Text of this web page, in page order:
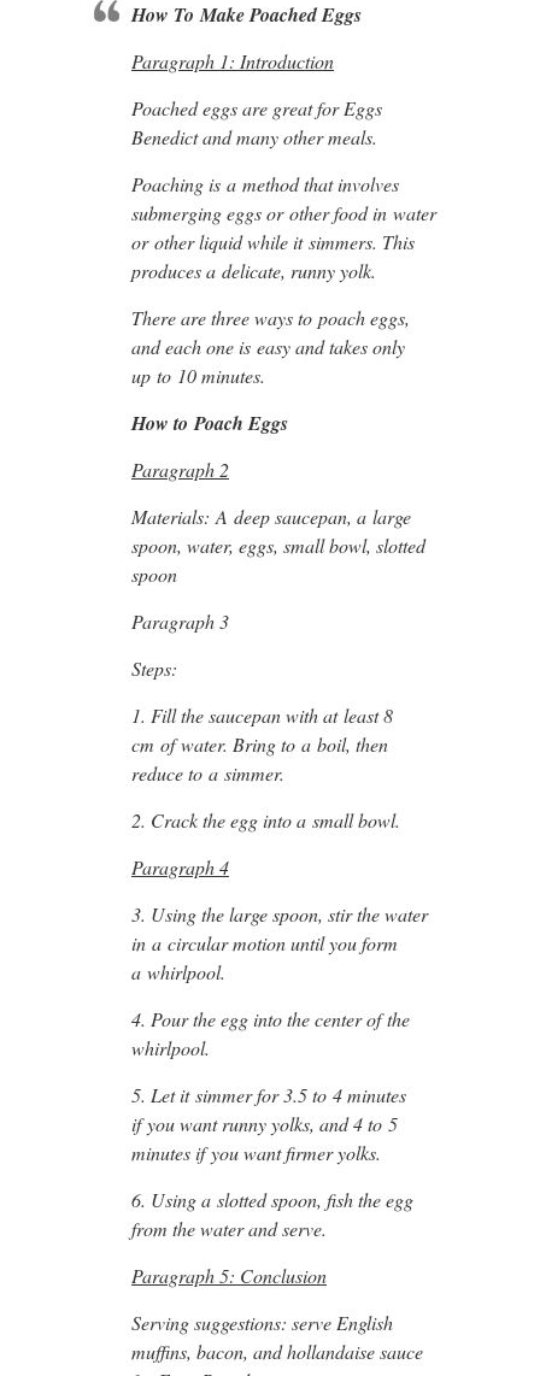
How To Make Poached Eggs
Paragraph 1: Introduction
Poached eggs are great for Eggs
Benedict and many other meals.
Poaching is a method that involves
submerging eggs or other food in water
or other liquid while it simmers. This
produces a delicate, runny yolk.
There are three ways to poach eggs,
and each one is easy and takes only
up to 10 minutes.
How to Poach Eggs
Paragraph 2
Materials: A deep saucepan, a large
spoon, water, eggs, small bowl, slotted
spoon
Paragraph 3
Steps:
1. Fill the saucepan with at least 8
cm of water. Bring to a boil, then
reduce to a simmer.
2. Crack the egg into a small bowl.
Paragraph 4
3. Using the large spoon, stir the water
in a circular motion until you form
a whirlpool.
4. Pour the egg into the center of the
whirlpool.
5. Let it simmer for 3.5 to 4 minutes
if you want runny yolks, and 4 to 5
minutes if you want firmer yolks.
6. Using a slotted spoon, fish the egg
from the water and serve.
Paragraph 5: Conclusion
Serving suggestions: serve English
muffins, bacon, and hollandaise sauce